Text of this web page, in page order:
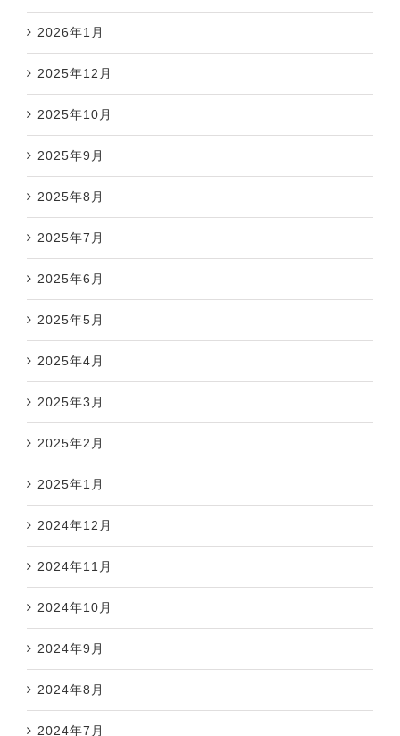
2026年1月
2025年12月
2025年10月
2025年9月
2025年8月
2025年7月
2025年6月
2025年5月
2025年4月
2025年3月
2025年2月
2025年1月
2024年12月
2024年11月
2024年10月
2024年9月
2024年8月
2024年7月